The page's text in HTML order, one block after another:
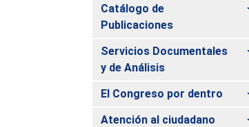
Catálogo de
Publicaciones
Servicios Documentales
y de Análisis
El Congreso por dentro
Atención al ciudadano